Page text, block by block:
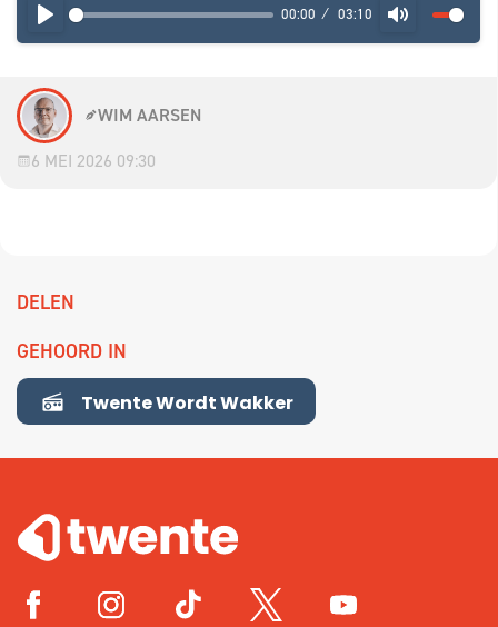
PLAY 00:00 03:10 MUTE
WIM AARSEN
6 MEI 2026 09:30
DELEN
GEHOORD IN
Twente Wordt Wakker